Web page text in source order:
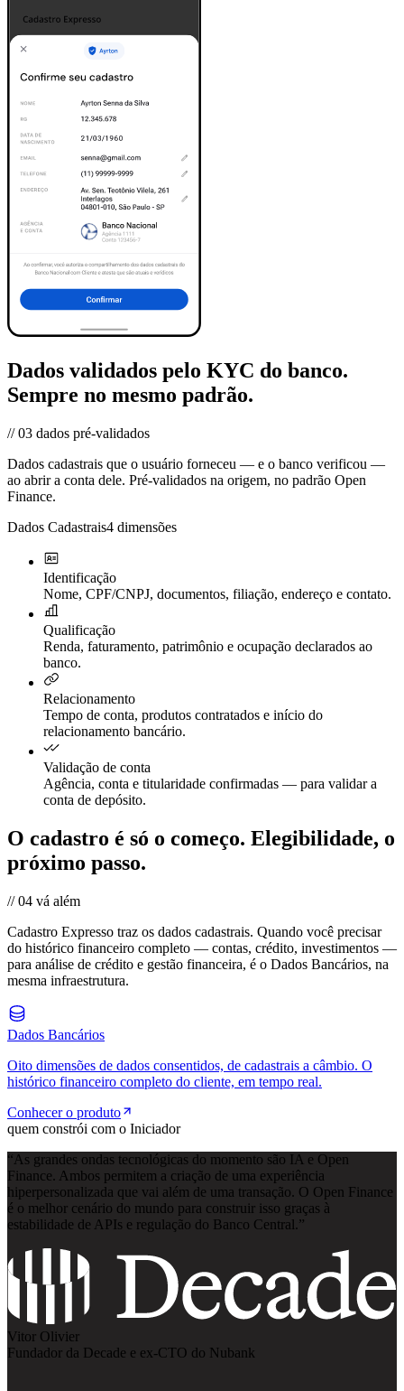
Dados validados pelo KYC do banco.
Sempre no mesmo padrão.
//03 dados pré-validados
Dados cadastrais que o usuário forneceu — e o banco verificou —
ao abrir a conta dele. Pré-validados na origem, no padrão Open
Finance.
Dados Cadastrais4 dimensões
Identificação
Nome, CPF/CNPJ, documentos, filiação, endereço e contato.
Qualificação
Renda, faturamento, patrimônio e ocupação declarados ao
banco.
Relacionamento
Tempo de conta, produtos contratados e início do
relacionamento bancário.
Validação de conta
Agência, conta e titularidade confirmadas — para validar a
conta de depósito.
O cadastro é só o começo. Elegibilidade, o
próximo passo.
//04 vá além
Cadastro Expresso traz os dados cadastrais. Quando você precisar
do histórico financeiro completo — contas, crédito, investimentos —
para análise de crédito e gestão financeira, é o Dados Bancários, na
mesma infraestrutura.
Dados Bancários
Oito dimensões de dados consentidos, de cadastrais a câmbio. O
histórico financeiro completo do cliente, em tempo real.
Conhecer o produto
quem constrói com o Iniciador
“As grandes ondas tecnológicas do momento são IA e Open
Finance. Ambos permitem a criação de uma experiência
hiperpersonalizada que vai além de uma transação. O Open Finance
é o melhor cenário do mundo para construir isso graças à
estabilidade de APIs e regulação do Banco Central.”
Vitor Olivier
Fundador da Decade e ex-CTO do Nubank